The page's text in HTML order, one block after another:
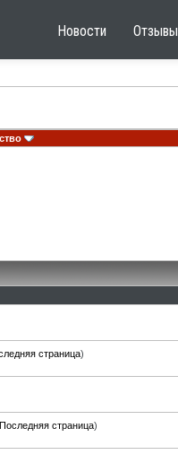
Новости Отзывы
страница)
Последняя страница)